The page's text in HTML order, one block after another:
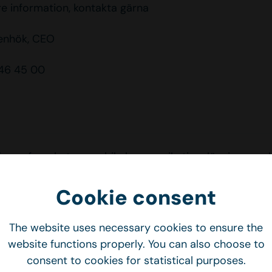
information, kontakta gärna
CEO
45 00
erfarenhet av mobila kommunikationslösningar
kliniska sjukvården. Vi utvecklar interaktiva och
lösningar som underlättar diagnostisering, ökar
besparingar för vården. Genom att integrera
journalsystem, utryckningssystem och nationella
snabb och säker informationshantering, en
vårdprocess.
Cookie consent
The website uses necessary cookies to ensure the
website functions properly. You can also choose to
consent to cookies for statistical purposes.